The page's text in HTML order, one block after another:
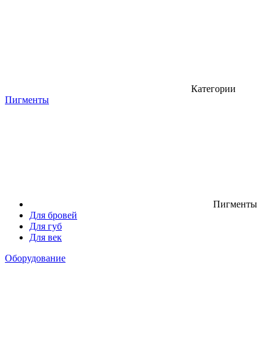
Категории
Пигменты
Пигменты
Для бровей
Для губ
Для век
Оборудование